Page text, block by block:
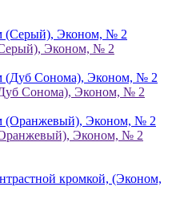
Эконом, № 2
Сонома), Эконом, № 2
Эконом, № 2